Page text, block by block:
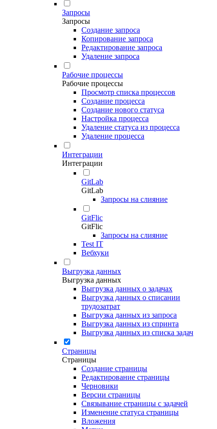
Запросы
Запросы
Создание запроса
Копирование запроса
Редактирование запроса
Удаление запроса
Рабочие процессы
Рабочие процессы
Просмотр списка процессов
Создание процесса
Создание нового статуса
Настройка процесса
Удаление статуса из процесса
Удаление процесса
Интеграции
Интеграции
GitLab
GitLab
Запросы на слияние
GitFlic
GitFlic
Запросы на слияние
Test IT
Вебхуки
Выгрузка данных
Выгрузка данных
Выгрузка данных о задачах
Выгрузка данных о списании
трудозатрат
Выгрузка данных из запроса
Выгрузка данных из спринта
Выгрузка данных из списка задач
Страницы
Страницы
Создание страницы
Редактирование страницы
Черновики
Версии страницы
Связывание страницы с задачей
Изменение статуса страницы
Вложения